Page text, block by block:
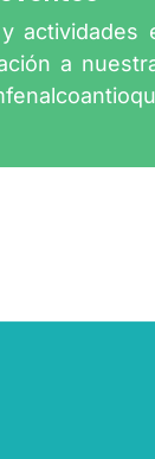
actividades
a